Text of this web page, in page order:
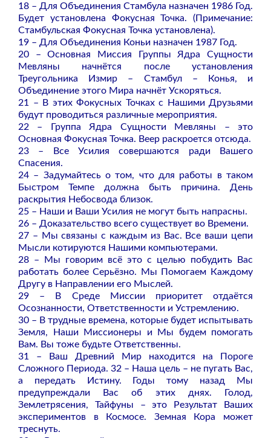
18 – Для Объединения Стамбула назначен 1986 Год.
Будет установлена Фокусная Точка. (Примечание:
Стамбульская Фокусная Точка установлена).
19 – Для Объединения Коньи назначен 1987 Год.
20 – Основная Миссия Группы Ядра Сущности
Мевляны начнётся после установления
Треугольника Измир – Стамбул – Конья, и
Объединение этого Мира начнёт Ускоряться.
21 – В этих Фокусных Точках с Нашими Друзьями
будут проводиться различные мероприятия.
22 – Группа Ядра Сущности Мевляны – это
Основная Фокусная Точка. Веер раскроется отсюда.
23 – Все Усилия совершаются ради Вашего
Спасения.
24 – Задумайтесь о том, что для работы в таком
Быстром Темпе должна быть причина. День
раскрытия Небосвода близок.
25 – Наши и Ваши Усилия не могут быть напрасны.
26 – Доказательство всего существует во Времени.
27 – Мы связаны с каждым из Вас. Все ваши цепи
Мысли котируются Нашими компьютерами.
28 – Мы говорим всё это с целью побудить Вас
работать более Серьёзно. Мы Помогаем Каждому
Другу в Направлении его Мыслей.
29 – В Среде Миссии приоритет отдаётся
Осознанности, Ответственности и Устремлению.
30 – В трудные времена, которые будет испытывать
Земля, Наши Миссионеры и Мы будем помогать
Вам. Вы тоже будьте Ответственны.
31 – Ваш Древний Мир находится на Пороге
Сложного Периода. 32 – Наша цель – не пугать Вас,
а передать Истину. Годы тому назад Мы
предупреждали Вас об этих днях. Голод,
Землетрясения, Тайфуны – это Результат Ваших
экспериментов в Космосе. Земная Кора может
треснуть.